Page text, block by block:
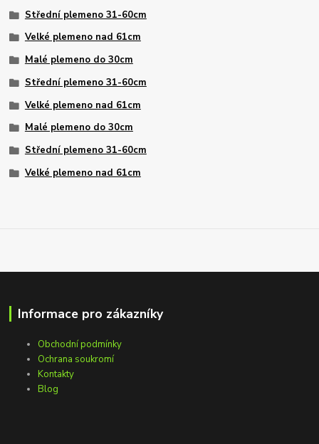
Střední plemeno 31-60cm
Velké plemeno nad 61cm
Malé plemeno do 30cm
Střední plemeno 31-60cm
Velké plemeno nad 61cm
Malé plemeno do 30cm
Střední plemeno 31-60cm
Velké plemeno nad 61cm
Informace pro zákazníky
Obchodní podmínky
Ochrana soukromí
Kontakty
Blog